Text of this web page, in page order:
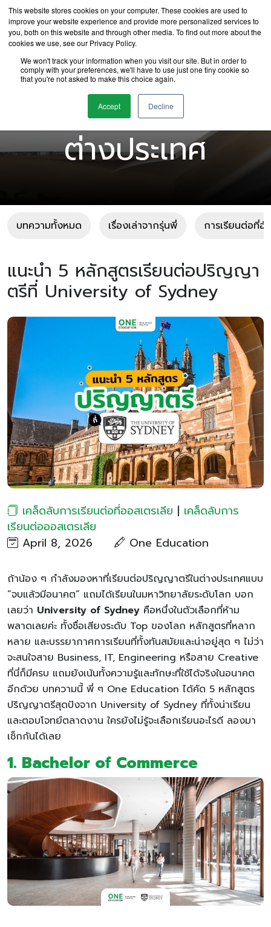
This website stores cookies on your computer. These cookies are used to
improve your website experience and provide more personalized services to
you, both on this website and through other media. To find out more about the
cookies we use, see our Privacy Policy.
We won't track your information when you visit our site. But in order to
comply with your preferences, we'll have to use just one tiny cookie so
that you're not asked to make this choice again.
Accept Decline
บทความเรียนต่อ
ต่างประเทศ
บทความทั้งหมด เรื่องเล่าจากรุ่นพี่ การเรียนต่อที่
แนะนำ 5 หลักสูตรเรียนต่อปริญญา
ตรีที่ University of Sydney
เคล็ดลับการเรียนต่อที่ออสเตรเลีย | เคล็ดลับการ
เรียนต่อออสเตรเลีย
April 8, 2026
One Education
ถ้าน้อง ๆ กำลังมองหาที่เรียนต่อปริญญาตรีในต่างประเทศแบบ
“จบแล้วมีอนาคต” แถมได้เรียนในมหาวิทยาลัยระดับโลก บอก
เลยว่า University of Sydney คือหนึ่งในตัวเลือกที่ห้าม
พลาดเลยค่ะ ทั้งชื่อเสียงระดับ Top ของโลก หลักสูตรที่หลาก
หลาย และบรรยากาศการเรียนที่ทั้งทันสมัยและน่าอยู่สุด ๆ ไม่ว่า
จะสนใจสาย Business, IT, Engineering หรือสาย Creative
ที่นี่ก็มีครบ แถมยังเน้นทั้งความรู้และทักษะที่ใช้ได้จริงในอนาคต
อีกด้วย บทความนี้ พี่ ๆ One Education ได้คัด 5 หลักสูตร
ปริญญาตรีสุดปังจาก University of Sydney ที่ทั้งน่าเรียน
และตอบโจทย์ตลาดงาน ใครยังไม่รู้จะเลือกเรียนอะไรดี ลองมา
เช็กกันได้เลย
1. Bachelor of Commerce